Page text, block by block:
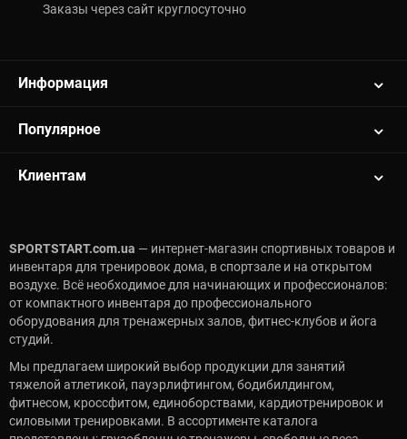
Заказы через сайт круглосуточно
Информация
Популярное
Клиентам
SPORTSTART.com.ua — интернет-магазин спортивных товаров и
инвентаря для тренировок дома, в спортзале и на открытом
воздухе. Всё необходимое для начинающих и профессионалов:
от компактного инвентаря до профессионального
оборудования для тренажерных залов, фитнес-клубов и йога
студий.
Мы предлагаем широкий выбор продукции для занятий
тяжелой атлетикой, пауэрлифтингом, бодибилдингом,
фитнесом, кроссфитом, единоборствами, кардиотренировок и
силовыми тренировками. В ассортименте каталога